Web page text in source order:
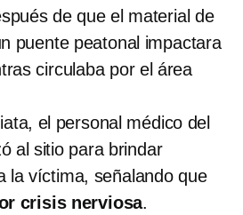
de que el material de
puente peatonal impactara
circulaba por el área
el personal médico del
al sitio para brindar
la víctima, señalando que
crisis nerviosa.